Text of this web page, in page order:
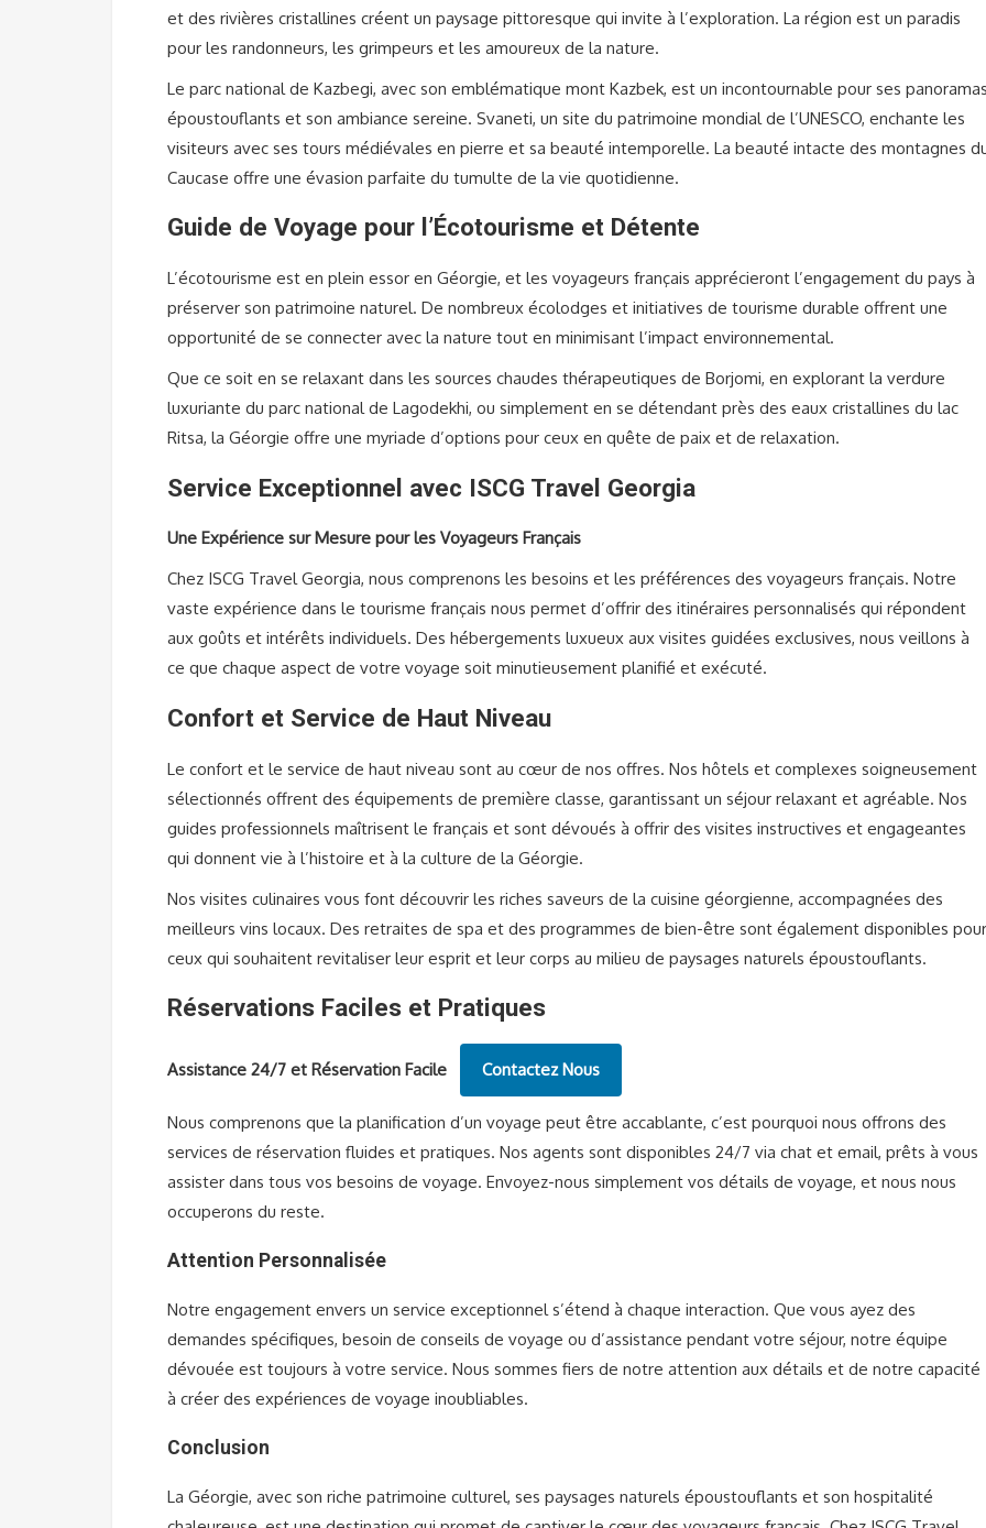
et des rivières cristallines créent un paysage pittoresque qui invite à l’exploration. La région est un paradis
pour les randonneurs, les grimpeurs et les amoureux de la nature.
Le parc national de Kazbegi, avec son emblématique mont Kazbek, est un incontournable pour ses
époustouflants et son ambiance sereine. Svaneti, un site du patrimoine mondial de l’UNESCO, enchante les
visiteurs avec ses tours médiévales en pierre et sa beauté intemporelle. La beauté intacte des montagnes
Caucase offre une évasion parfaite du tumulte de la vie quotidienne.
Guide de Voyage pour l’Écotourisme et Détente
L’écotourisme est en plein essor en Géorgie, et les voyageurs français apprécieront l’engagement du pays à
préserver son patrimoine naturel. De nombreux écolodges et initiatives de tourisme durable offrent une
opportunité de se connecter avec la nature tout en minimisant l’impact environnemental.
Que ce soit en se relaxant dans les sources chaudes thérapeutiques de Borjomi, en explorant la verdure
luxuriante du parc national de Lagodekhi, ou simplement en se détendant près des eaux cristallines du lac
Ritsa, la Géorgie offre une myriade d’options pour ceux en quête de paix et de relaxation.
Service Exceptionnel avec ISCG Travel Georgia
Une Expérience sur Mesure pour les Voyageurs Français
Chez ISCG Travel Georgia, nous comprenons les besoins et les préférences des voyageurs français. Notre
vaste expérience dans le tourisme français nous permet d’offrir des itinéraires personnalisés qui répondent
aux goûts et intérêts individuels. Des hébergements luxueux aux visites guidées exclusives, nous veillons à
ce que chaque aspect de votre voyage soit minutieusement planifié et exécuté.
Confort et Service de Haut Niveau
Le confort et le service de haut niveau sont au cœur de nos offres. Nos hôtels et complexes soigneusement
sélectionnés offrent des équipements de première classe, garantissant un séjour relaxant et agréable. Nos
guides professionnels maîtrisent le français et sont dévoués à offrir des visites instructives et engageantes
qui donnent vie à l’histoire et à la culture de la Géorgie.
Nos visites culinaires vous font découvrir les riches saveurs de la cuisine géorgienne, accompagnées des
meilleurs vins locaux. Des retraites de spa et des programmes de bien-être sont également disponibles pour
ceux qui souhaitent revitaliser leur esprit et leur corps au milieu de paysages naturels époustouflants.
Réservations Faciles et Pratiques
Assistance 24/7 et Réservation Facile Contactez Nous
Nous comprenons que la planification d’un voyage peut être accablante, c’est pourquoi nous offrons des
services de réservation fluides et pratiques. Nos agents sont disponibles 24/7 via chat et email, prêts à vous
assister dans tous vos besoins de voyage. Envoyez-nous simplement vos détails de voyage, et nous nous
occuperons du reste.
Attention Personnalisée
Notre engagement envers un service exceptionnel s’étend à chaque interaction. Que vous ayez des
demandes spécifiques, besoin de conseils de voyage ou d’assistance pendant votre séjour, notre équipe
dévouée est toujours à votre service. Nous sommes fiers de notre attention aux détails et de notre capacité
à créer des expériences de voyage inoubliables.
Conclusion
La Géorgie, avec son riche patrimoine culturel, ses paysages naturels époustouflants et son hospitalité